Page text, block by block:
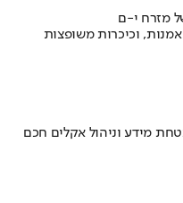
מזרח י-ם
וכיכרות משופצות
מידע וניהול אקלים חכם